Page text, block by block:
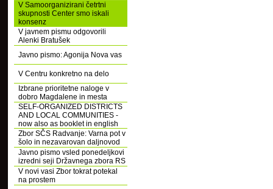
V Samoorganizirani četrtni
skupnosti Center smo iskali
konsenz
V javnem pismu odgovorili
Alenki Bratušek
Javno pismo: Agonija Nova vas
V Centru konkretno na delo
Izbrane prioritetne naloge v
dobro Magdalene in mesta
SELF-ORGANIZED DISTRICTS
AND LOCAL COMMUNITIES -
now also as booklet in english
Zbor SČS Radvanje: Varna pot v
šolo in nezavarovan daljnovod
Javno pismo vsled ponedeljkovi
izredni seji Državnega zbora RS
V novi vasi Zbor tokrat potekal
na prostem